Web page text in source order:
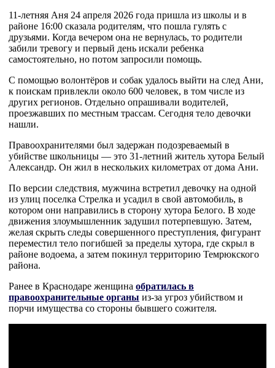
11-летняя Аня 24 апреля 2026 года пришла из школы и в
районе 16:00 сказала родителям, что пошла гулять с
друзьями. Когда вечером она не вернулась, то родители
забили тревогу и первый день искали ребенка
самостоятельно, но потом запросили помощь.
С помощью волонтёров и собак удалось выйти на след Ани,
к поискам привлекли около 600 человек, в том числе из
других регионов. Отдельно опрашивали водителей,
проезжавших по местным трассам. Сегодня тело девочки
нашли.
Правоохранителями был задержан подозреваемый в
убийстве школьницы — это 31-летний житель хутора Белый
Александр. Он жил в нескольких километрах от дома Ани.
По версии следствия, мужчина встретил девочку на одной
из улиц поселка Стрелка и усадил в свой автомобиль, в
котором они направились в сторону хутора Белого. В ходе
движения злоумышленник задушил потерпевшую. Затем,
желая скрыть следы совершенного преступления, фигурант
переместил тело погибшей за пределы хутора, где скрыл в
районе водоема, а затем покинул территорию Темрюкского
района.
Ранее в Краснодаре женщина обратилась в
правоохранительные органы из-за угроз убийством и
порчи имущества со стороны бывшего сожителя.